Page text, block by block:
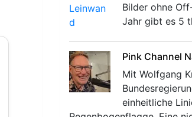
Bilder ohne
Jahr gibt es 5
Pink Channel
Mit Wolfgang
einheitliche